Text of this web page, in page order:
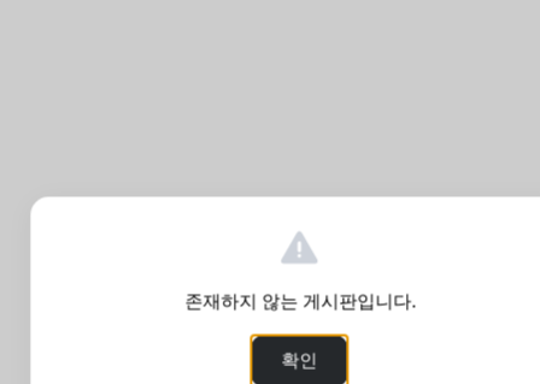
존재하지 않는 게시판입니다.
확인